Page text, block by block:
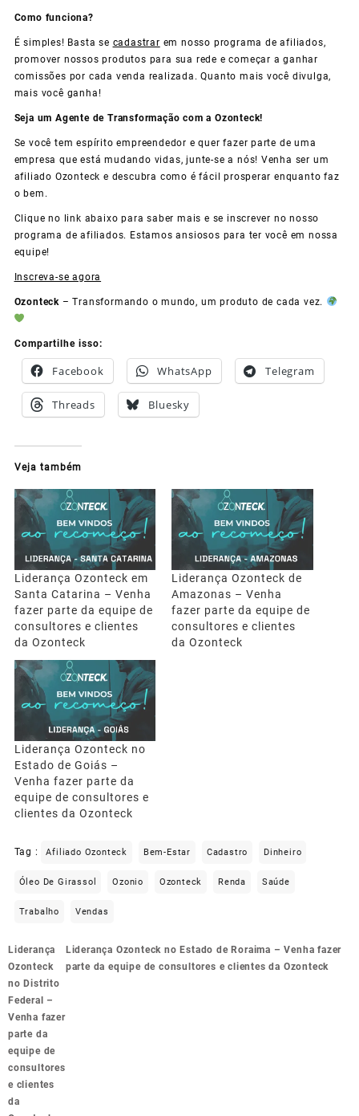
Como funciona?
É simples! Basta se cadastrar em nosso programa de afiliados,
promover nossos produtos para sua rede e começar a ganhar
comissões por cada venda realizada. Quanto mais você divulga,
mais você ganha!
Seja um Agente de Transformação com a Ozonteck!
Se você tem espírito empreendedor e quer fazer parte de uma
empresa que está mudando vidas, junte-se a nós! Venha ser um
afiliado Ozonteck e descubra como é fácil prosperar enquanto faz
o bem.
Clique no link abaixo para saber mais e se inscrever no nosso
programa de afiliados. Estamos ansiosos para ter você em nossa
equipe!
Inscreva-se agora
Ozonteck– Transformando o mundo, um produto de cada vez.
Compartilhe isso:
Facebook WhatsApp Telegram
Threads Bluesky
Veja também
Liderança Ozonteck em
Santa Catarina – Venha
fazer parte da equipe de
consultores e clientes
da Ozonteck
Liderança Ozonteck de
Amazonas – Venha
fazer parte da equipe de
consultores e clientes
da Ozonteck
Liderança Ozonteck no
Estado de Goiás –
Venha fazer parte da
equipe de consultores e
clientes da Ozonteck
Tag : Afiliado Ozonteck Bem-Estar Cadastro Dinheiro
Óleo De Girassol Ozonio Ozonteck Renda Saúde
Trabalho Vendas
Navegação
de
Post
Liderança
Ozonteck
no Distrito
Federal –
Venha fazer
parte da
equipe de
consultores
e clientes
da
Liderança Ozonteck no Estado de Roraima – Venha fazer
parte da equipe de consultores e clientes da Ozonteck